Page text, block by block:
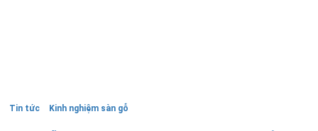
Tin tức Kinh nghiệm sàn gỗ